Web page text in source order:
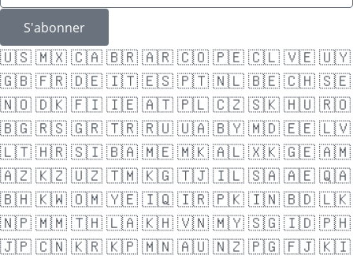
S'abonner
🇺🇸🇲🇽🇨🇦🇧🇷🇦🇷🇨🇴🇵🇪🇨🇱🇻🇪🇺🇾
🇬🇧🇫🇷🇩🇪🇮🇹🇪🇸🇵🇹🇳🇱🇧🇪🇨🇭🇸🇪
🇳🇴🇩🇰🇫🇮🇮🇪🇦🇹🇵🇱🇨🇿🇸🇰🇭🇺🇷🇴
🇧🇬🇷🇸🇬🇷🇹🇷🇷🇺🇺🇦🇧🇾🇲🇩🇪🇪🇱🇻
🇱🇹🇭🇷🇸🇮🇧🇦🇲🇪🇲🇰🇦🇱🇽🇰🇬🇪🇦🇲
🇦🇿🇰🇿🇺🇿🇹🇲🇰🇬🇹🇯🇮🇱🇸🇦🇦🇪🇶🇦
🇧🇭🇰🇼🇴🇲🇾🇪🇮🇶🇮🇷🇵🇰🇮🇳🇧🇩🇱🇰
🇳🇵🇲🇲🇹🇭🇱🇦🇰🇭🇻🇳🇲🇾🇸🇬🇮🇩🇵🇭
🇯🇵🇨🇳🇰🇷🇰🇵🇲🇳🇦🇺🇳🇿🇵🇬🇫🇯🇰🇮